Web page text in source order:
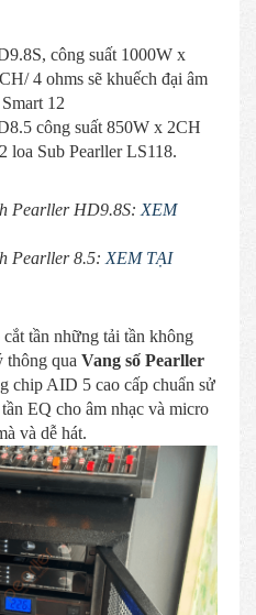
công suất 1000W x
4 ohms sẽ khuếch đại âm
12
công suất 850W x 2CH
loa Sub Pearller LS118.
Pearller HD9.8S: XEM
Pearller 8.5: XEM TẠI
tần những tải tần không
thông qua Vang số Pearller
chip AID 5 cao cấp chuẩn sử
EQ cho âm nhạc và micro
và dễ hát.